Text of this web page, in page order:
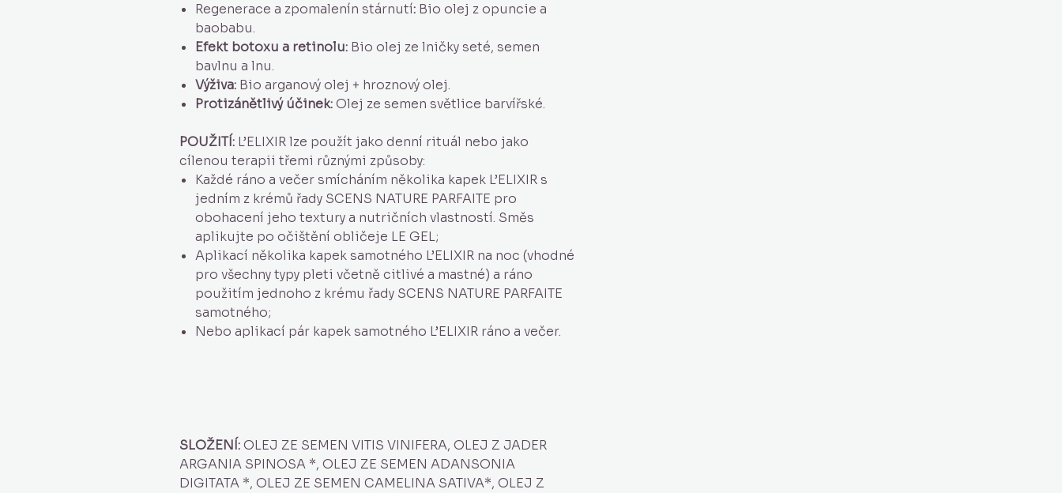
Regenerace a zpomalenín stárnutí: Bio olej z opuncie a
baobabu.
Efekt botoxu a retinolu: Bio olej ze lničky seté, semen
bavlnu a lnu.
Výživa: Bio arganový olej + hroznový olej.
Protizánětlivý účinek:Olej ze semen světlice barvířské.
POUŽITÍ: L’ELIXIR lze použít jako denní rituál nebo jako
cílenou terapii třemi různými způsoby:
Každé ráno a večer smícháním několika kapek L’ELIXIR s
jedním z krémů řady SCENS NATURE PARFAITE pro
obohacení jeho textury a nutričních vlastností. Směs
aplikujte po očištění obličeje LE GEL;
Aplikací několika kapek samotného L’ELIXIR na noc (vhodné
pro všechny typy pleti včetně citlivé a mastné) a ráno
použitím jednoho z krému řady SCENS NATURE PARFAITE
samotného;
Nebo aplikací pár kapek samotného L’ELIXIR ráno a večer.
SLOŽENÍ:OLEJ ZE SEMEN VITIS VINIFERA, OLEJ Z JADER
ARGANIA SPINOSA *, OLEJ ZE SEMEN ADANSONIA
DIGITATA *, OLEJ ZE SEMEN CAMELINA SATIVA*, OLEJ Z